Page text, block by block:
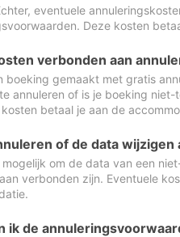
eventuele
Deze kosten
verbonden aan
boeking gemaakt met gratis
annuleren of is je boeking
kosten betaal je aan de
of de data
mogelijk om de data van een
verbonden zijn. Eventuele
ik de